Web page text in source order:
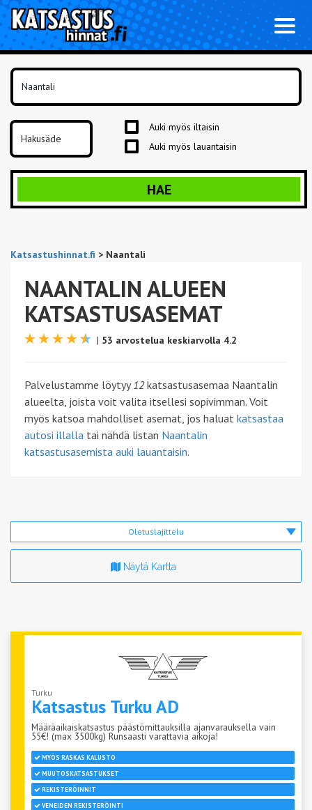
Auki myös iltaisin
Auki myös lauantaisin
HAE
Katsastushinnat.fi > Naantali
NAANTALIN ALUEEN
KATSASTUSASEMAT
| 53 arvostelua keskiarvolla 4.2
Palvelustamme löytyy12katsastusasemaa Naantalin
alueelta, joista voit valita itsellesi sopivimman. Voit
myös katsoa mahdolliset asemat, jos haluat katsastaa
autosi illalla tai nähdä listan Naantalin
katsastusasemista auki lauantaisin.
Oletuslajittelu
Näytä Kartta
Turku
Katsastus Turku AD
Määräaikaiskatsastus päästömittauksilla ajanvarauksella vain
55€! (max 3500kg) Runsaasti varattavia aikoja!
MYÖS RASKAS KALUSTO
MUUTOSKATSASTUKSET
REKISTERÖINNIT
VENEIDEN REKISTERÖINTI